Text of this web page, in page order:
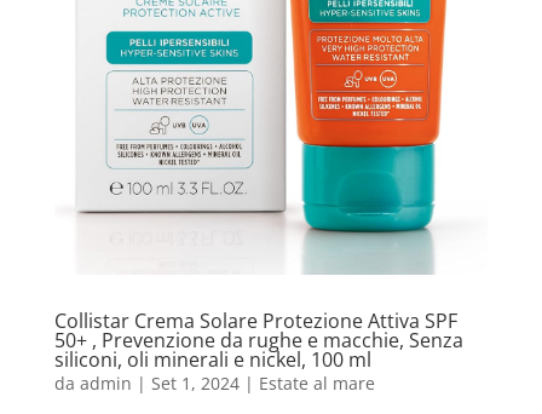
Collistar Crema Solare Protezione Attiva SPF
50+ , Prevenzione da rughe e macchie, Senza
siliconi, oli minerali e nickel, 100 ml
da admin | Set 1, 2024| Estate al mare